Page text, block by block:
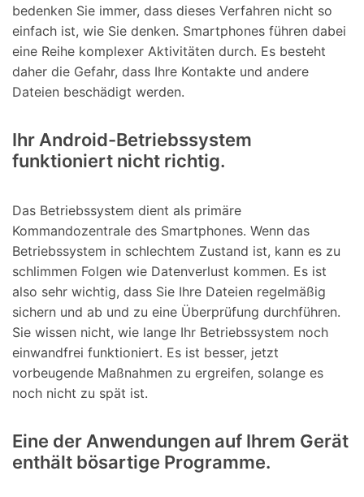
bedenken Sie immer, dass dieses Verfahren nicht so
einfach ist, wie Sie denken. Smartphones führen dabei
eine Reihe komplexer Aktivitäten durch. Es besteht
daher die Gefahr, dass Ihre Kontakte und andere
Dateien beschädigt werden.
Ihr Android-Betriebssystem
funktioniert nicht richtig.
Das Betriebssystem dient als primäre
Kommandozentrale des Smartphones. Wenn das
Betriebssystem in schlechtem Zustand ist, kann es zu
schlimmen Folgen wie Datenverlust kommen. Es ist
also sehr wichtig, dass Sie Ihre Dateien regelmäßig
sichern und ab und zu eine Überprüfung durchführen.
Sie wissen nicht, wie lange Ihr Betriebssystem noch
einwandfrei funktioniert. Es ist besser, jetzt
vorbeugende Maßnahmen zu ergreifen, solange es
noch nicht zu spät ist.
Eine der Anwendungen auf Ihrem Gerät
enthält bösartige Programme.